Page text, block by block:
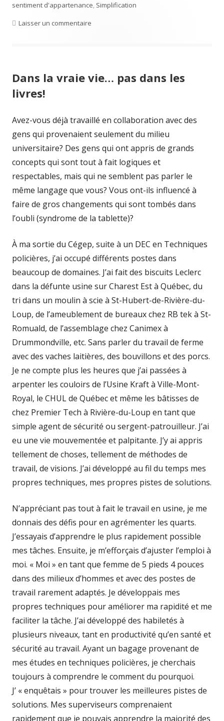
sentiment d'appartenance, Simplification
Laisser un commentaire
Dans la vraie vie… pas dans les
livres!
Avez-vous déjà travaillé en collaboration avec des
gens qui provenaient seulement du milieu
universitaire? Des gens qui ont appris de grands
concepts qui sont tout à fait logiques et
respectables, mais qui ne semblent pas parler le
même langage que vous? Vous ont-ils influencé à
faire de gros changements qui sont tombés dans
l’oubli (syndrome de la tablette)?
À ma sortie du Cégep, suite à un DEC en Techniques
policières, j’ai occupé différents postes dans
beaucoup de domaines. J’ai fait des biscuits Leclerc
dans la défunte usine sur Charest Est à Québec, du
tri dans un moulin à scie à St-Hubert-de-Rivière-du-
Loup, de l’ameublement de bureaux chez RB tek à St-
Romuald, de l’assemblage chez Canimex à
Drummondville, etc. Sans parler du travail de ferme
avec des vaches laitières, des bouvillons et des porcs.
Je ne compte plus les heures que j’ai passées à
arpenter les couloirs de l’Usine Kraft à Ville-Mont-
Royal, le CHUL de Québec et même les bâtisses de
chez Premier Tech à Rivière-du-Loup en tant que
simple agent de sécurité ou sergent-patrouilleur. J’ai
eu une vie mouvementée et palpitante. J’y ai appris
tellement de choses, tellement de méthodes de
travail, de visions. J’ai développé au fil du temps mes
propres techniques, mes propres pistes de solutions.
N’appréciant pas tout à fait le travail en usine, je me
donnais des défis pour en agrémenter les quarts.
J’essayais d’apprendre le plus rapidement possible
mes tâches. Ensuite, je m’efforçais d’ajuster l’emploi à
moi. « Moi » en tant que femme de 5 pieds 4 pouces
dans des milieux d’hommes et avec des postes de
travail rarement adaptés. Je développais mes
propres techniques pour améliorer ma rapidité et me
faciliter la tâche. J’ai développé des habiletés à
plusieurs niveaux, tant en productivité qu’en santé et
sécurité au travail. Ayant un bagage provenant de
mes études en techniques policières, je cherchais
toujours à comprendre le comment du pourquoi.
J’ « enquêtais » pour trouver les meilleures pistes de
solutions. Mes superviseurs comprenaient
rapidement que je pouvais apprendre la majorité des